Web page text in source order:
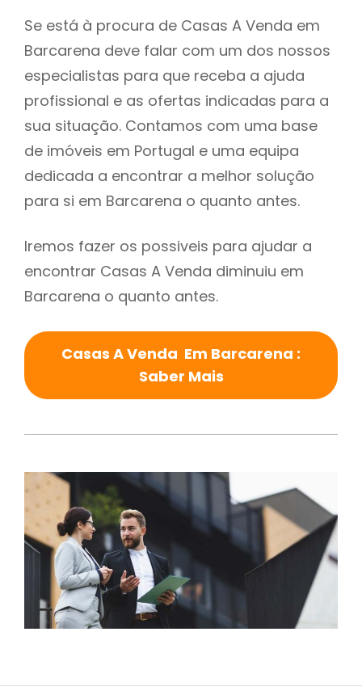
Se está à procura de Casas A Venda em
Barcarena deve falar com um dos nossos
especialistas para que receba a ajuda
profissional e as ofertas indicadas para a
sua situação. Contamos com uma base
de imóveis em Portugal e uma equipa
dedicada a encontrar a melhor solução
para si em Barcarena o quanto antes.
Iremos fazer os possiveis para ajudar a
encontrar Casas A Venda diminuiu em
Barcarena o quanto antes.
Casas A Venda Em Barcarena :
Saber Mais